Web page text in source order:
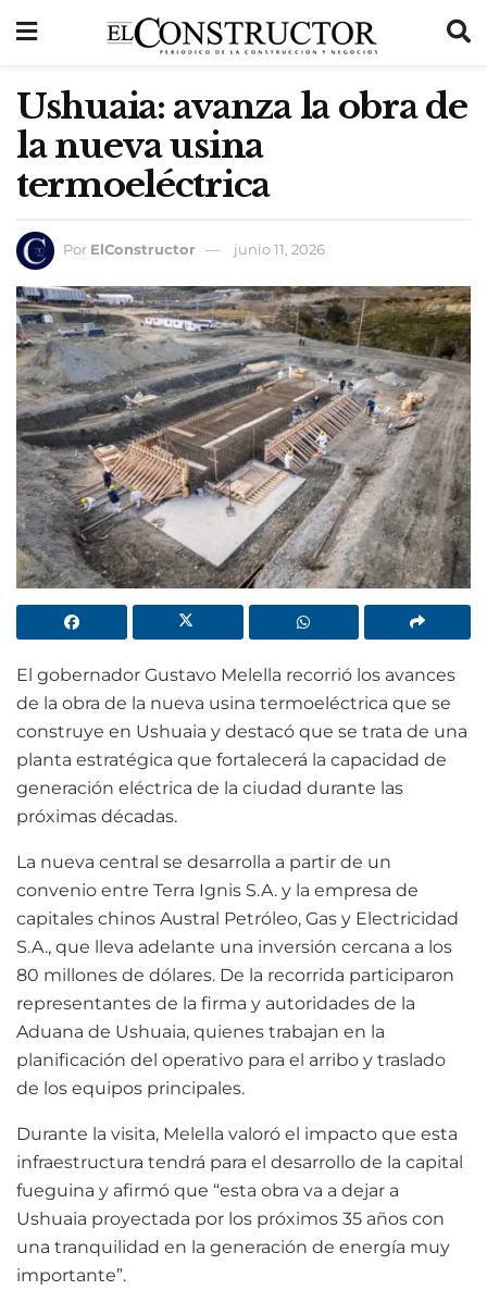
Ushuaia: avanza la obra de
la nueva usina
termoeléctrica
Por ElConstructor junio 11, 2026
El gobernador Gustavo Melella recorrió los avances
de la obra de la nueva usina termoeléctrica que se
construye en Ushuaia y destacó que se trata de una
planta estratégica que fortalecerá la capacidad de
generación eléctrica de la ciudad durante las
próximas décadas.
La nueva central se desarrolla a partir de un
convenio entre Terra Ignis S.A. y la empresa de
capitales chinos Austral Petróleo, Gas y Electricidad
S.A., que lleva adelante una inversión cercana a los
80 millones de dólares. De la recorrida participaron
representantes de la firma y autoridades de la
Aduana de Ushuaia, quienes trabajan en la
planificación del operativo para el arribo y traslado
de los equipos principales.
Durante la visita, Melella valoró el impacto que esta
infraestructura tendrá para el desarrollo de la capital
fueguina y afirmó que “esta obra va a dejar a
Ushuaia proyectada por los próximos 35 años con
una tranquilidad en la generación de energía muy
importante”.